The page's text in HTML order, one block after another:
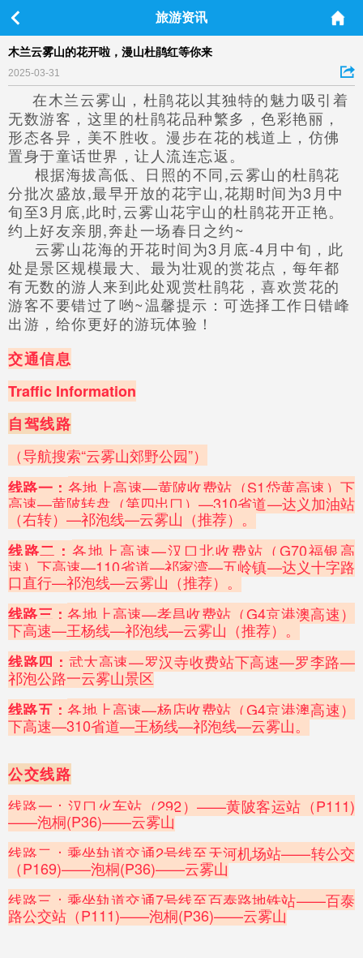
旅游资讯
木兰云雾山的花开啦，漫山杜鹃红等你来
2025-03-31
在木兰云雾山，杜鹃花以其独特的魅力吸引着
无数游客，这里的杜鹃花品种繁多，色彩艳丽，
形态各异，美不胜收。漫步在花的栈道上，仿佛
置身于童话世界，让人流连忘返。
根据海拔高低、日照的不同,云雾山的杜鹃花
分批次盛放,最早开放的花宇山,花期时间为3月中
旬至3月底,此时,云雾山花宇山的杜鹃花开正艳。
约上好友亲朋,奔赴一场春日之约~
云雾山花海的开花时间为3月底-4月中旬，此
处是景区规模最大、最为壮观的赏花点，每年都
有无数的游人来到此处观赏杜鹃花，喜欢赏花的
游客不要错过了哟~温馨提示：可选择工作日错峰
出游，给你更好的游玩体验！
交通信息
Traffic Information
自驾线路
（导航搜索“云雾山郊野公园”）
线路一： 各地上高速—黄陂收费站（S1岱黄高速）下
高速—黄陂转盘（第四出口）—310省道—达义加油站
（右转）—祁泡线—云雾山（推荐）。
线路二： 各地上高速—汉口北收费站（G70福银高
速）下高速—110省道—祁家湾—五岭镇—达义十字路
口直行—祁泡线—云雾山（推荐）。
线路三：各地上高速—孝昌收费站（G4京港澳高速）
下高速—王杨线—祁泡线—云雾山（推荐）。
线路四： 武大高速—罗汉寺收费站下高速—罗李路—
祁泡公路一云雾山景区
线路五：各地上高速—杨店收费站（G4京港澳高速）
下高速—310省道—王杨线—祁泡线—云雾山。
公交线路
线路一：汉口火车站（292）——黄陂客运站（P111)
——泡桐(P36)——云雾山
线路二：乘坐轨道交通2号线至天河机场站——转公交
（P169)——泡桐(P36)——云雾山
线路三：乘坐轨道交通7号线至百泰路地铁站——百泰
路公交站（P111)——泡桐(P36)——云雾山